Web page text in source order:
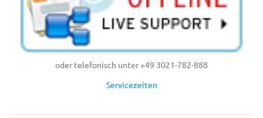
oder telefonisch unter +49 3021-782-888
Servicezeiten